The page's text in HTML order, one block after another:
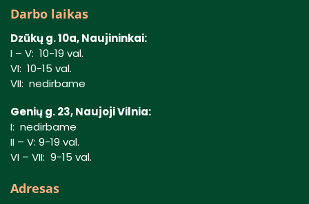
Darbo laikas
Dzūkų g. 10a, Naujininkai:
I – V: 10-19 val.
VI: 10-15 val.
VII: nedirbame
Genių g. 23, Naujoji Vilnia:
I: nedirbame
II – V: 9-19 val.
VI – VII: 9-15 val.
Adresas